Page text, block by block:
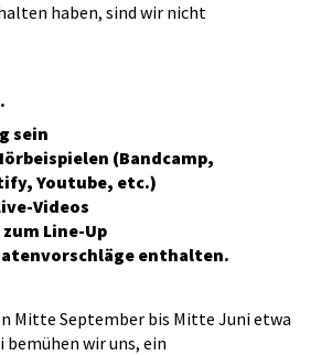
haben, sind wir nicht
sein
(Bandcamp,
Youtube, etc.)
Videos
Line-Up
enthalten.
Mitte September bis Mitte Juni etwa
bemühen wir uns, ein